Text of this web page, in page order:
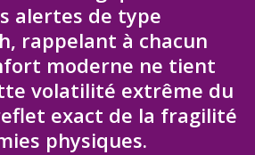
alertes de type
rappelant à chacun
moderne ne tient
volatilité extrême du
exact de la fragilité
physiques.